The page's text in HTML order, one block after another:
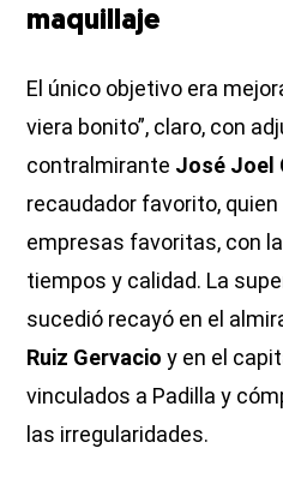
maquillaje
El único objetivo era
viera bonito”, claro, con
contralmirante José Joel
recaudador favorito,
empresas favoritas, con
tiempos y calidad. La
sucedió recayó en el
Ruiz Gervacio y en el
vinculados a Padilla y
las irregularidades.